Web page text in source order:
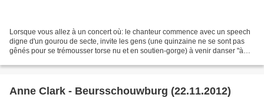
Lorsque vous allez à un concert où: le chanteur commence avec un speech
digne d'un gourou de secte, invite les gens (une quinzaine ne se sont pas
gênés pour se trémousser torse nu et en soutien-gorge) à venir danser "à
Anne Clark - Beursschouwburg (22.11.2012)